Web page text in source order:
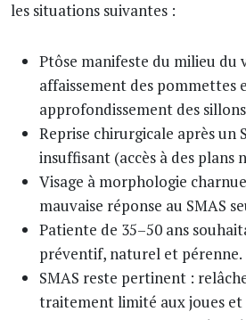
les situations suivantes :
Ptôse manifeste du milieu du
affaissement des pommettes
approfondissement des
Reprise chirurgicale après un
insuffisant (accès à des plans
Visage à morphologie
mauvaise réponse au SMAS
Patiente de 35–50 ans
préventif, naturel et pérenne.
SMAS reste pertinent :
traitement limité aux joues et